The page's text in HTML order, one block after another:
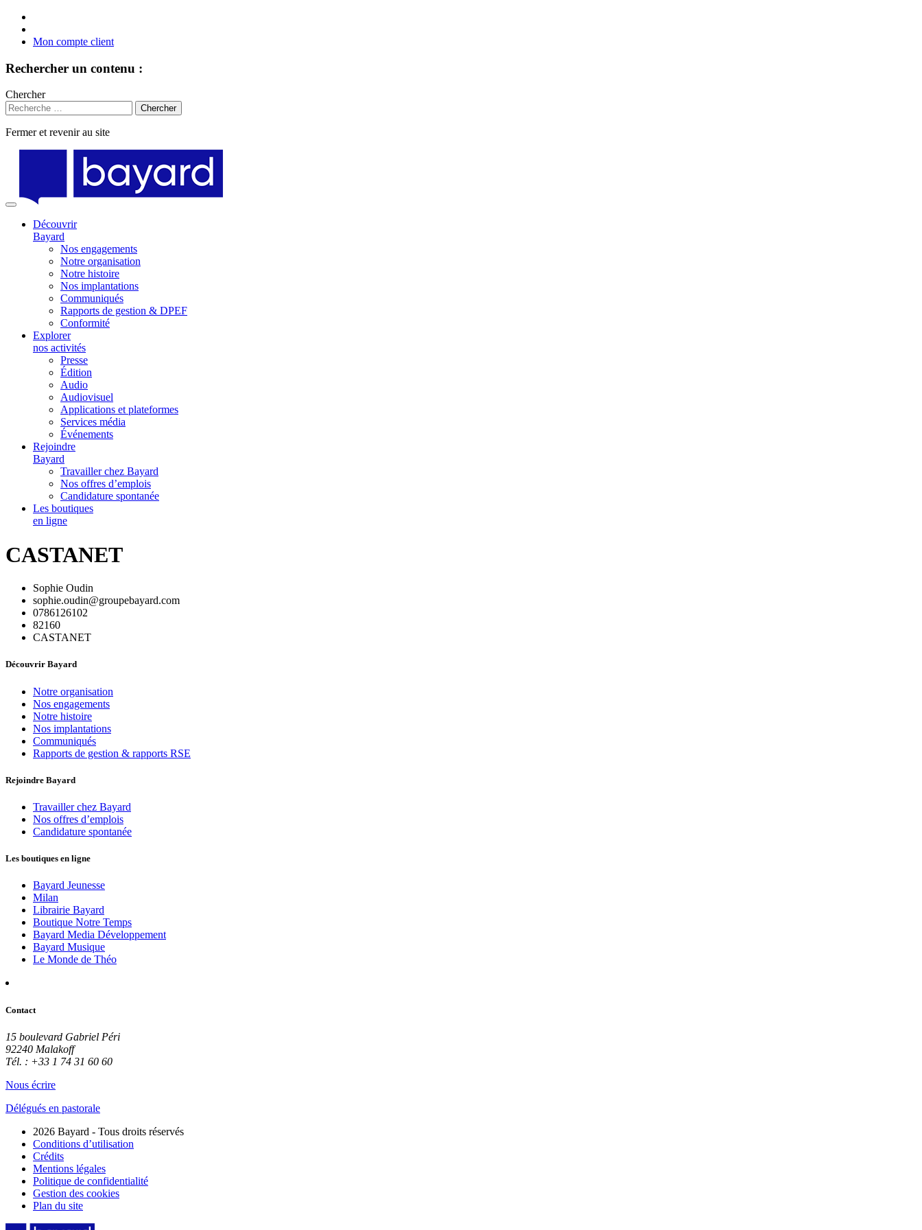
Mon compte client
Rechercher un contenu :
Chercher
Fermer et revenir au site
Découvrir
Bayard
Nos engagements
Notre organisation
Notre histoire
Nos implantations
Communiqués
Rapports de gestion & DPEF
Conformité
Explorer
nos activités
Presse
Édition
Audio
Audiovisuel
Applications et plateformes
Services média
Événements
Rejoindre
Bayard
Travailler chez Bayard
Nos offres d’emplois
Candidature spontanée
Les boutiques
en ligne
CASTANET
Sophie Oudin
sophie.oudin@groupebayard.com
0786126102
82160
CASTANET
Découvrir Bayard
Notre organisation
Nos engagements
Notre histoire
Nos implantations
Communiqués
Rapports de gestion & rapports RSE
Rejoindre Bayard
Travailler chez Bayard
Nos offres d’emplois
Candidature spontanée
Les boutiques en ligne
Bayard Jeunesse
Milan
Librairie Bayard
Boutique Notre Temps
Bayard Media Développement
Bayard Musique
Le Monde de Théo
Contact
15 boulevard Gabriel Péri
92240 Malakoff
Tél. : +33 1 74 31 60 60
Nous écrire
Délégués en pastorale
2026 Bayard - Tous droits réservés
Conditions d’utilisation
Crédits
Mentions légales
Politique de confidentialité
Gestion des cookies
Plan du site